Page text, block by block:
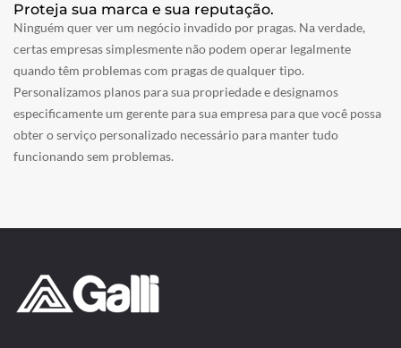
Proteja sua marca e sua reputação.
Ninguém quer ver um negócio invadido por pragas. Na verdade,
certas empresas simplesmente não podem operar legalmente
quando têm problemas com pragas de qualquer tipo.
Personalizamos planos para sua propriedade e designamos
especificamente um gerente para sua empresa para que você possa
obter o serviço personalizado necessário para manter tudo
funcionando sem problemas.